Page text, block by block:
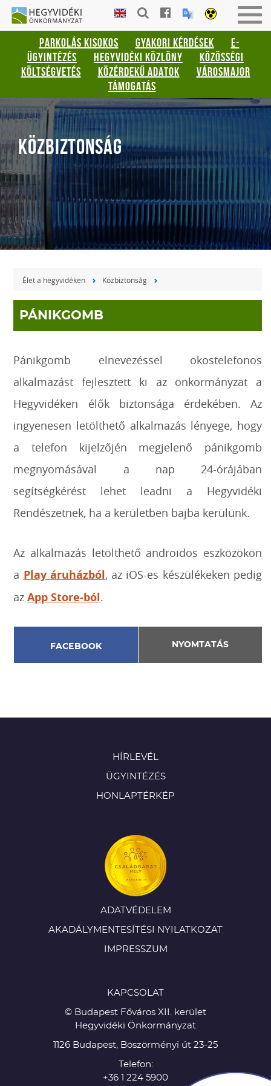
Gyorsbillentyűk
listája
Keresés:
"S"
Bejelentkezés:
be-
HEGYVIDÉKI
ÖNKORMÁNYZAT
PARKOLÁS KISOKOS GYAKORI KÉRDÉSEK
E-
ÜGYINTÉZÉS
HEGYVIDÉKI KÖZLÖNY
KÖZÖSSÉGI
KÖLTSÉGVETÉS
KÖZÉRDEKŰ ADATOK
VÁROSMAJOR
TÁMOGATÁS
KÖZBIZTONSÁG
Élet a hegyvidéken Közbiztonság
PÁNIKGOMB
Pánikgomb elnevezéssel okostelefonos
alkalmazást fejlesztett ki az önkormányzat a
Hegyvidéken élők biztonsága érdekében. Az
ingyenesen letölthető alkalmazás lényege, hogy
a telefon kijelzőjén megjelenő pánikgomb
megnyomásával a nap 24-órájában
segítségkérést lehet leadni a Hegyvidéki
Rendészetnek, ha a kerületben bajba kerülünk.
Az alkalmazás letölthető androidos eszközökön
a Play áruházból, az iOS-es készülékeken pedig
azApp Store-ból.
FACEBOOK NYOMTATÁS
HÍRLEVÉL
ÜGYINTÉZÉS
HONLAPTÉRKÉP
ADATVÉDELEM
AKADÁLYMENTESÍTÉSI NYILATKOZAT
IMPRESSZUM
KAPCSOLAT
© Budapest Főváros XII. kerület
Hegyvidéki Önkormányzat
1126 Budapest, Böszörményi út 23-25
Telefon:
+36 1 224 5900